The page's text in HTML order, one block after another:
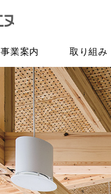
事業案内 取り組み